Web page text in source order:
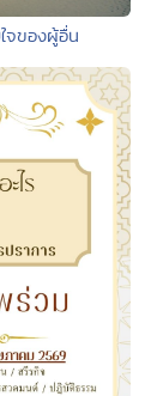
จของผู้อื่น